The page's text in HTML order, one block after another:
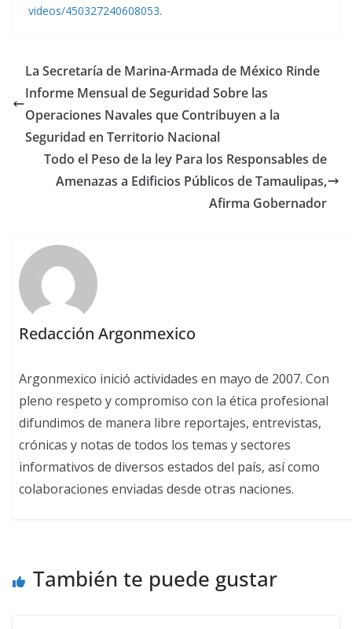
videos/450327240608053.
La Secretaría de Marina-Armada de México Rinde
Informe Mensual de Seguridad Sobre las
Operaciones Navales que Contribuyen a la
Seguridad en Territorio Nacional
Todo el Peso de la ley Para los Responsables de
Amenazas a Edificios Públicos de Tamaulipas,
Afirma Gobernador
Redacción Argonmexico
Argonmexico inició actividades en mayo de 2007. Con
pleno respeto y compromiso con la ética profesional
difundimos de manera libre reportajes, entrevistas,
crónicas y notas de todos los temas y sectores
informativos de diversos estados del país, así como
colaboraciones enviadas desde otras naciones.
También te puede gustar